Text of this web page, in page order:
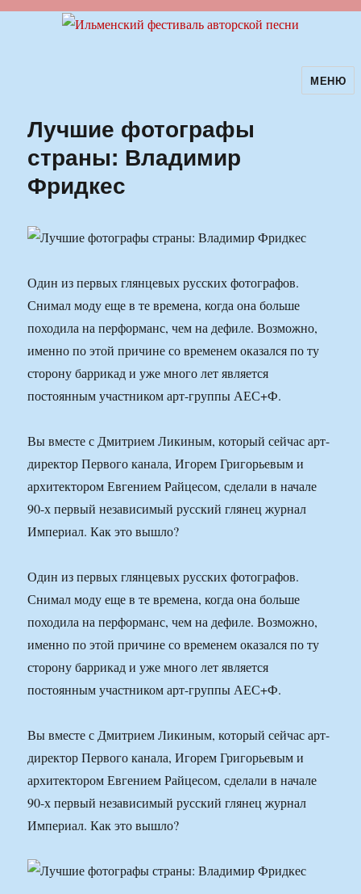
Ильменский фестиваль авторскойМЕНЮ
Лучшие фотографы
страны: Владимир
Фридкес
Один из первых глянцевых русских фотографов.
Снимал моду еще в те времена, когда она больше
походила на перформанс, чем на дефиле. Возможно,
именно по этой причине со временем оказался по ту
сторону баррикад и уже много лет является
постоянным участником арт-группы АЕС+Ф.
Вы вместе с Дмитрием Ликиным, который сейчас арт-
директор Первого канала, Игорем Григорьевым и
архитектором Евгением Райцесом, сделали в начале
90-х первый независимый русский глянец журнал
Империал. Как это вышло?
Один из первых глянцевых русских фотографов.
Снимал моду еще в те времена, когда она больше
походила на перформанс, чем на дефиле. Возможно,
именно по этой причине со временем оказался по ту
сторону баррикад и уже много лет является
постоянным участником арт-группы АЕС+Ф.
Вы вместе с Дмитрием Ликиным, который сейчас арт-
директор Первого канала, Игорем Григорьевым и
архитектором Евгением Райцесом, сделали в начале
90-х первый независимый русский глянец журнал
Империал. Как это вышло?